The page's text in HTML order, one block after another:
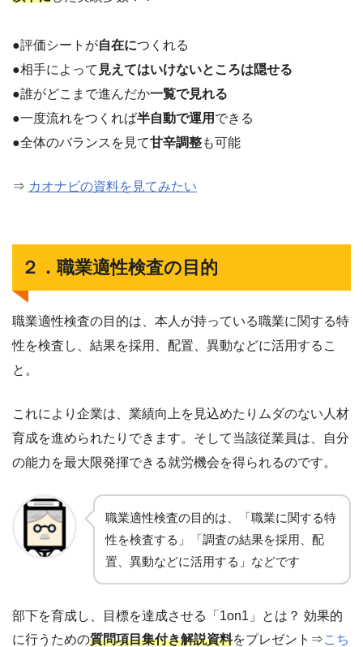
●評価シートが自在につくれる
●相手によって 見えてはいけないところは隠せる
●誰がどこまで進んだか一覧で見れる
●一度流れをつくれば半自動で運用 できる
●全体のバランスを見て甘辛調整も可能
⇒ カオナビの資料を見てみたい
２．職業適性検査の目的
職業適性検査の目的は、本人が持っている職業に関する特
性を検査し、結果を採用、配置、異動などに活用するこ
と。
これにより企業は、業績向上を見込めたりムダのない人材
育成を進められたりできます。そして当該従業員は、自分
の能力を最大限発揮できる就労機会を得られるのです。
職業適性検査の目的は、「職業に関する特
性を検査する」「調査の結果を採用、配
置、異動などに活用する」などです
部下を育成し、目標を達成させる「1on1」とは？ 効果的
に行うための質問項目集付き解説資料をプレゼント⇒こち